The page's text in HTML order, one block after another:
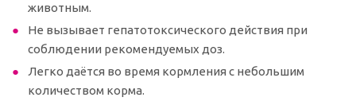
животным.
Не вызывает гепатотоксического действия при
соблюдении рекомендуемых доз.
Легко даётся во время кормления с небольшим
количеством корма.